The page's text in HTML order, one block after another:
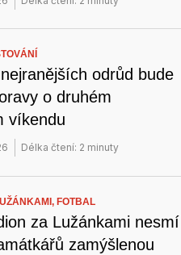
odrůd bude
o druhém
víkendu
Délka čtení: 2 minuty
FOTBAL
za Lužánkami nesmí
zamýšlenou